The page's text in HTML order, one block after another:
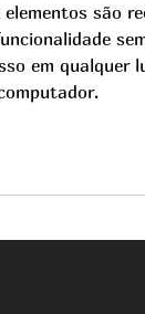
são
em qualquer